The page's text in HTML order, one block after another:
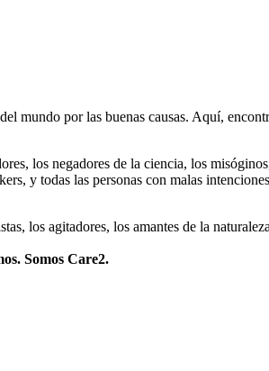
mundo por las buenas causas. Aquí,
los negadores de la ciencia, los
y todas las personas con malas
los agitadores, los amantes de la
Somos Care2.